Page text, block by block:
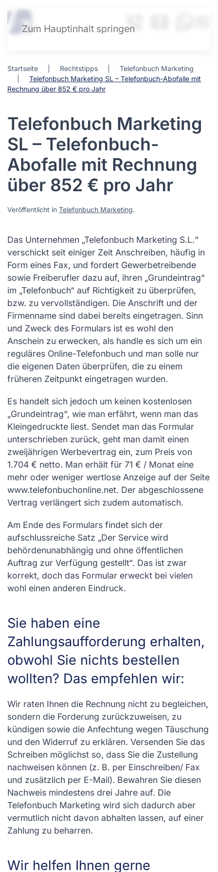
Zum Hauptinhalt springen
Startseite Rechtstipps
Telefonbuch Marketing
Telefonbuch Marketing SL – Telefonbuch-Abofalle mit
Rechnung über 852 € pro Jahr
Telefonbuch Marketing
SL – Telefonbuch-
Abofalle mit Rechnung
über 852 € pro Jahr
Veröffentlicht in Telefonbuch Marketing.
Das Unternehmen „Telefonbuch Marketing S.L.“
verschickt seit einiger Zeit Anschreiben, häufig in
Form eines Fax, und fordert Gewerbetreibende
sowie Freiberufler dazu auf, ihren „Grundeintrag“
im „Telefonbuch“ auf Richtigkeit zu überprüfen,
bzw. zu vervollständigen. Die Anschrift und der
Firmenname sind dabei bereits eingetragen. Sinn
und Zweck des Formulars ist es wohl den
Anschein zu erwecken, als handle es sich um ein
reguläres Online-Telefonbuch und man solle nur
die eigenen Daten überprüfen, die zu einem
früheren Zeitpunkt eingetragen wurden.
Es handelt sich jedoch um keinen kostenlosen
„Grundeintrag“, wie man erfährt, wenn man das
Kleingedruckte liest. Sendet man das Formular
unterschrieben zurück, geht man damit einen
zweijährigen Werbevertrag ein, zum Preis von
1.704 € netto. Man erhält für 71 € / Monat eine
mehr oder weniger wertlose Anzeige auf der Seite
www.telefonbuchonline.net. Der abgeschlossene
Vertrag verlängert sich zudem automatisch.
Am Ende des Formulars findet sich der
aufschlussreiche Satz „Der Service wird
behördenunabhängig und ohne öffentlichen
Auftrag zur Verfügung gestellt“. Das ist zwar
korrekt, doch das Formular erweckt bei vielen
wohl einen anderen Eindruck.
Sie haben eine
Zahlungsaufforderung erhalten,
obwohl Sie nichts bestellen
wollten? Das empfehlen wir:
Wir raten Ihnen die Rechnung nicht zu begleichen,
sondern die Forderung zurückzuweisen, zu
kündigen sowie die Anfechtung wegen Täuschung
und den Widerruf zu erklären. Versenden Sie das
Schreiben möglichst so, dass Sie die Zustellung
nachweisen können (z. B. per Einschreiben/ Fax
und zusätzlich per E-Mail). Bewahren Sie diesen
Nachweis mindestens drei Jahre auf. Die
Telefonbuch Marketing wird sich dadurch aber
vermutlich nicht davon abhalten lassen, auf einer
Zahlung zu beharren.
Wir helfen Ihnen gerne